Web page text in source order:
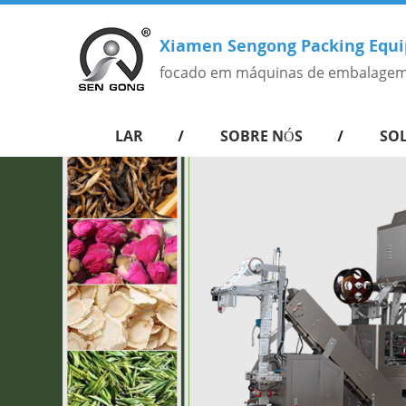
Xiamen Sengong Packing
focado em máquinas de
LAR SOBRE NÓS